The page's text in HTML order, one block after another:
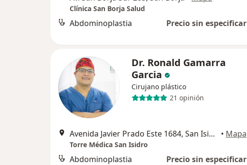
Clínica San Borja Salud
Abdominoplastia Precio sin especificar
Dr. Ronald Gamarra
Garcia
Cirujano plástico
21 opinión
Avenida Javier Prado Este 1684, San Isidro • Mapa
Torre Médica San Isidro
Abdominoplastia Precio sin especificar